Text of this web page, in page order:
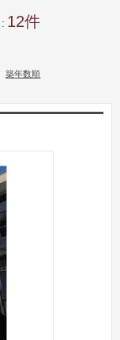
12
築年数順